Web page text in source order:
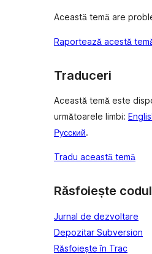
Această temă are
Raportează acestă
Traduceri
Această temă este
următoarele limbi:
Русский.
Tradu această temă
Răsfoiește codul
Jurnal de dezvoltare
Depozitar Subversion
Răsfoiește în Trac